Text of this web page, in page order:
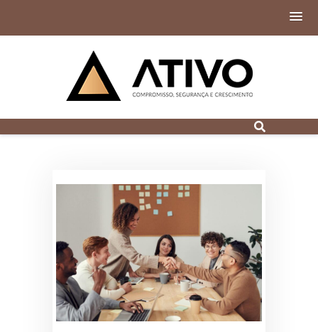
Contabilidade
Digital em Porto